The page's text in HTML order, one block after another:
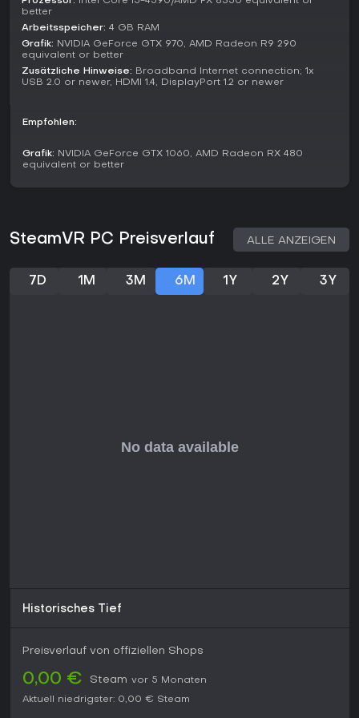
einem nahtlosen Start und Management von VR-Erlebnissen
Für VR-Fans ist die Plattform eine starke Wahl zum Content-
Entdecken.
better
Arbeitsspeicher: 4 GB RAM
Grafik: NVIDIA GeForce GTX 970, AMD Radeon R9 290
equivalent or better
Zusätzliche Hinweise: Broadband Internet connection; 1x
USB 2.0 or newer, HDMI 1.4, DisplayPort 1.2 or newer
Empfohlen:
Grafik: NVIDIA GeForce GTX 1060, AMD Radeon RX 480
equivalent or better
SteamVR PC Preisverlauf ALLE ANZEIGEN
7D 1M 3M 6M 1Y 2Y 3Y
Historisches Tief
Preisverlauf von offiziellen Shops
0,00 € Steam vor 5 Monaten
Aktuell niedrigster: 0,00 € Steam